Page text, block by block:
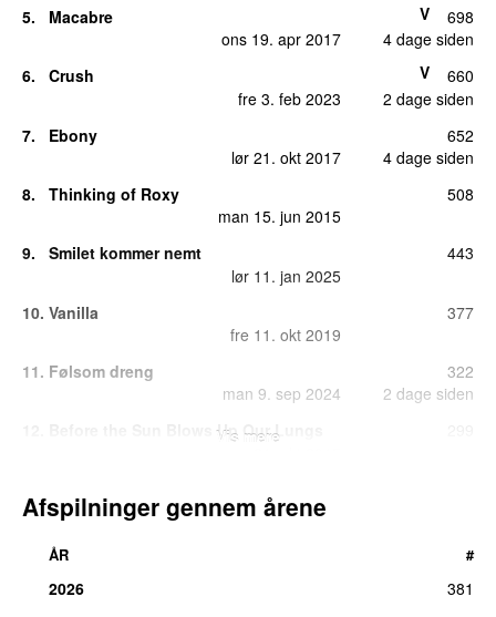
5.
Macabre
ons 19. apr 2017
4 dage siden
V 698
6.
Crush
fre 3. feb 2023
2 dage siden
V 660
7.
Ebony
lør 21. okt 2017
4 dage siden
652
8.
Thinking of Roxy
man 15. jun 2015
508
9.
Smilet kommer nemt
lør 11. jan 2025
443
10. Vanilla
fre 11. okt 2019
377
11. Følsom dreng
man 9. sep 2024
2 dage siden
322
Before the Sun Blows Up Our Lungs
man 18. nov 2024
Country
130
Vis mere
Afspilninger gennem årene
ÅR #
2026
381